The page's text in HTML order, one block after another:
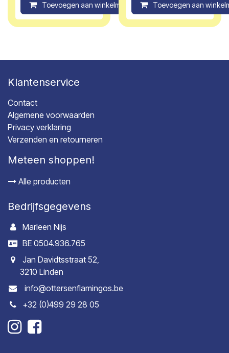
Toevoegen aan winkelmandje Compare
Toevoegen aan
Klantenservice
Contact
Algemene voorwaarden
Privacy verklaring
Verzenden en retourneren
Meteen shoppen!
Alle producten
Bedrijfsgegevens
Marleen Nijs
BE 0504.936.765
Jan Davidtsstraat 52,
3210 Linden
info@ottersenflamingos.be
+32 (0)499 29 28 05